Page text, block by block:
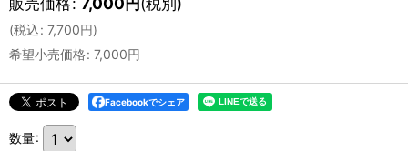
(税込: 7,700円)
希望小売価格: 7,000円
Facebookでシェア
数量: